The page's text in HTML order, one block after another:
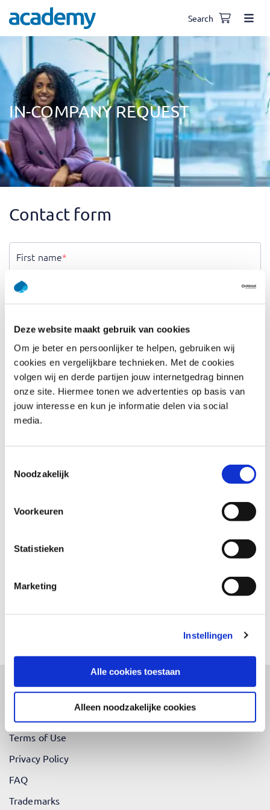
Deze website maakt gebruik van cookies
Om je beter en persoonlijker te helpen, gebruiken wij
cookies en vergelijkbare technieken. Met de cookies
volgen wij en derde partijen jouw internetgedrag binnen
onze site. Hiermee tonen we advertenties op basis van
jouw interesse en kun je informatie delen via social
media.
Noodzakelijk
Voorkeuren
Statistieken
Marketing
Instellingen
Alle cookies toestaan
Alleen noodzakelijke cookies
Search
IN-COMPANY REQUEST
Contact form
First name*
Last name
Phone number
United
States
+1
Company name
Terms of Use
Privacy Policy
FAQ
Trademarks